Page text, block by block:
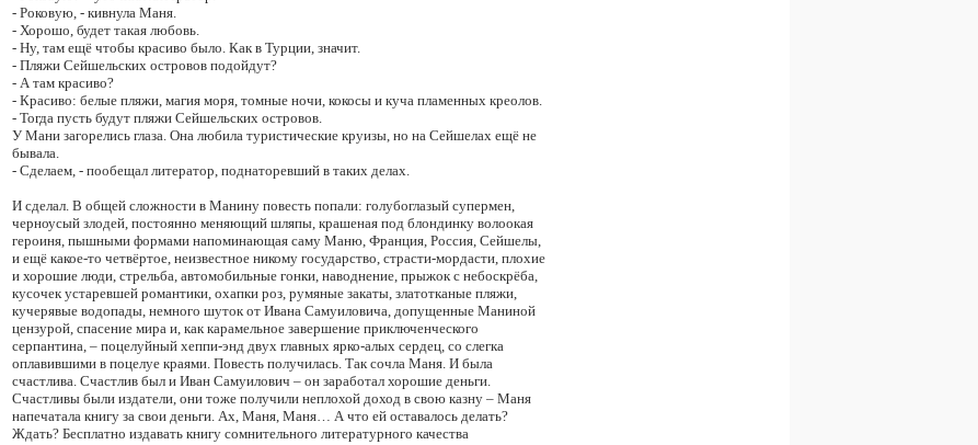
- Роковую, - кивнула Маня.
- Хорошо, будет такая любовь.
- Ну, там ещё чтобы красиво было. Как в Турции, значит.
- Пляжи Сейшельских островов подойдут?
- А там красиво?
- Красиво: белые пляжи, магия моря, томные ночи, кокосы и куча пламенных креолов.
- Тогда пусть будут пляжи Сейшельских островов.
У Мани загорелись глаза. Она любила туристические круизы, но на Сейшелах ещё не
бывала.
- Сделаем, - пообещал литератор, поднаторевший в таких делах.
И сделал. В общей сложности в Манину повесть попали: голубоглазый супермен,
черноусый злодей, постоянно меняющий шляпы, крашеная под блондинку волоокая
героиня, пышными формами напоминающая саму Маню, Франция, Россия, Сейшелы,
и ещё какое-то четвёртое, неизвестное никому государство, страсти-мордасти, плохие
и хорошие люди, стрельба, автомобильные гонки, наводнение, прыжок с небоскрёба,
кусочек устаревшей романтики, охапки роз, румяные закаты, златотканые пляжи,
кучерявые водопады, немного шуток от Ивана Самуиловича, допущенные Маниной
цензурой, спасение мира и, как карамельное завершение приключенческого
серпантина, – поцелуйный хеппи-энд двух главных ярко-алых сердец, со слегка
оплавившими в поцелуе краями. Повесть получилась. Так сочла Маня. И была
счастлива. Счастлив был и Иван Самуилович – он заработал хорошие деньги.
Счастливы были издатели, они тоже получили неплохой доход в свою казну – Маня
напечатала книгу за свои деньги. Ах, Маня, Маня… А что ей оставалось делать?
Ждать? Бесплатно издавать книгу сомнительного литературного качества